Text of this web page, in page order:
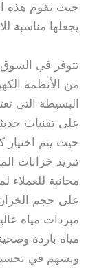
حيث تقوم هذه
يجعلها مناسبة
تتوفر في السوق
من الأنظمة
البسيطة التي
على تقنيات
حيث يتم اختيار
تبريد خزانات
مجانية للعملاء
على حجم
مبردات مياه
مياه باردة
ويسهم في